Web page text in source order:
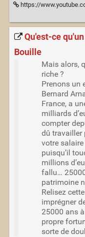
https://
Qu'est-ce
Bouille
Mais alors,
riche ?
Prenons un
Bernard
France, a
milliards
compter
dû travailler
votre salaire
puisqu’il
millions
fallu…
patrimoine
Relisez
imprégner
25000 ans
propre
sorte de